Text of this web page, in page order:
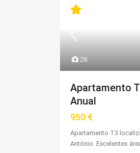
28
Apartamento
Anual
950 €
Apartamento T3
António. Excelentes